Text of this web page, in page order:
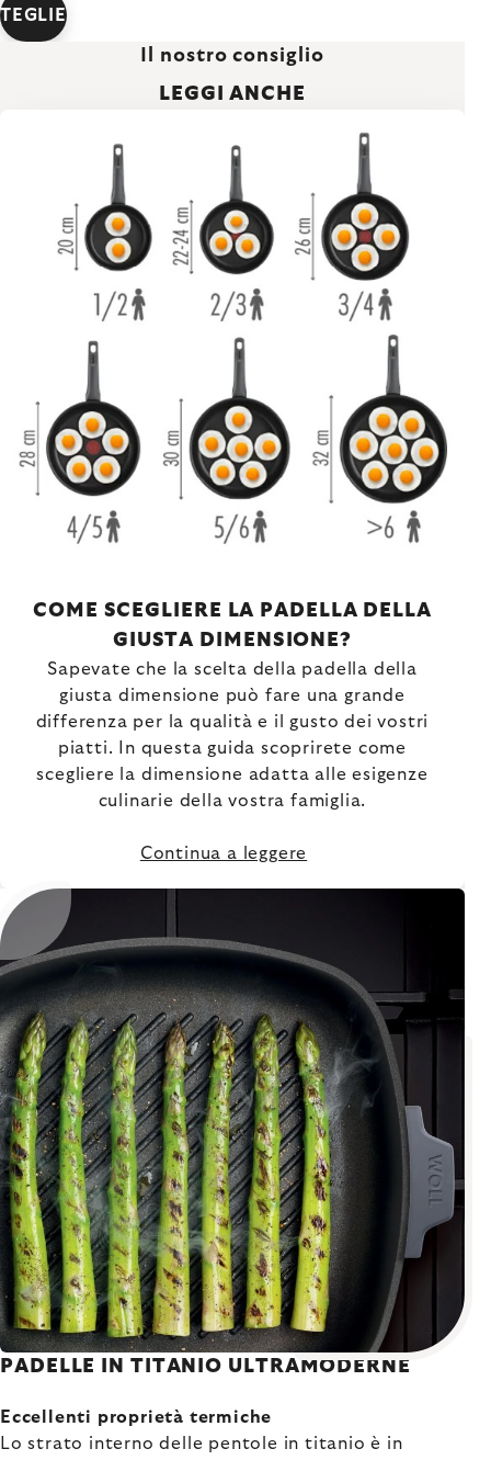
TEGLIE
Il nostro consiglio
LEGGI ANCHE
COME SCEGLIERE LA PADELLA DELLA
GIUSTA DIMENSIONE?
Sapevate che la scelta della padella della
giusta dimensione può fare una grande
differenza per la qualità e il gusto dei vostri
piatti. In questa guida scoprirete come
scegliere la dimensione adatta alle esigenze
culinarie della vostra famiglia.
Continua a leggere
PADELLE IN TITANIO ULTRAMODERNE
Eccellenti proprietà termiche
Lo strato interno delle pentole in titanio è in